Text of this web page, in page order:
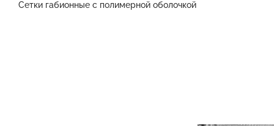
Сетки габионные с полимерной оболочкой